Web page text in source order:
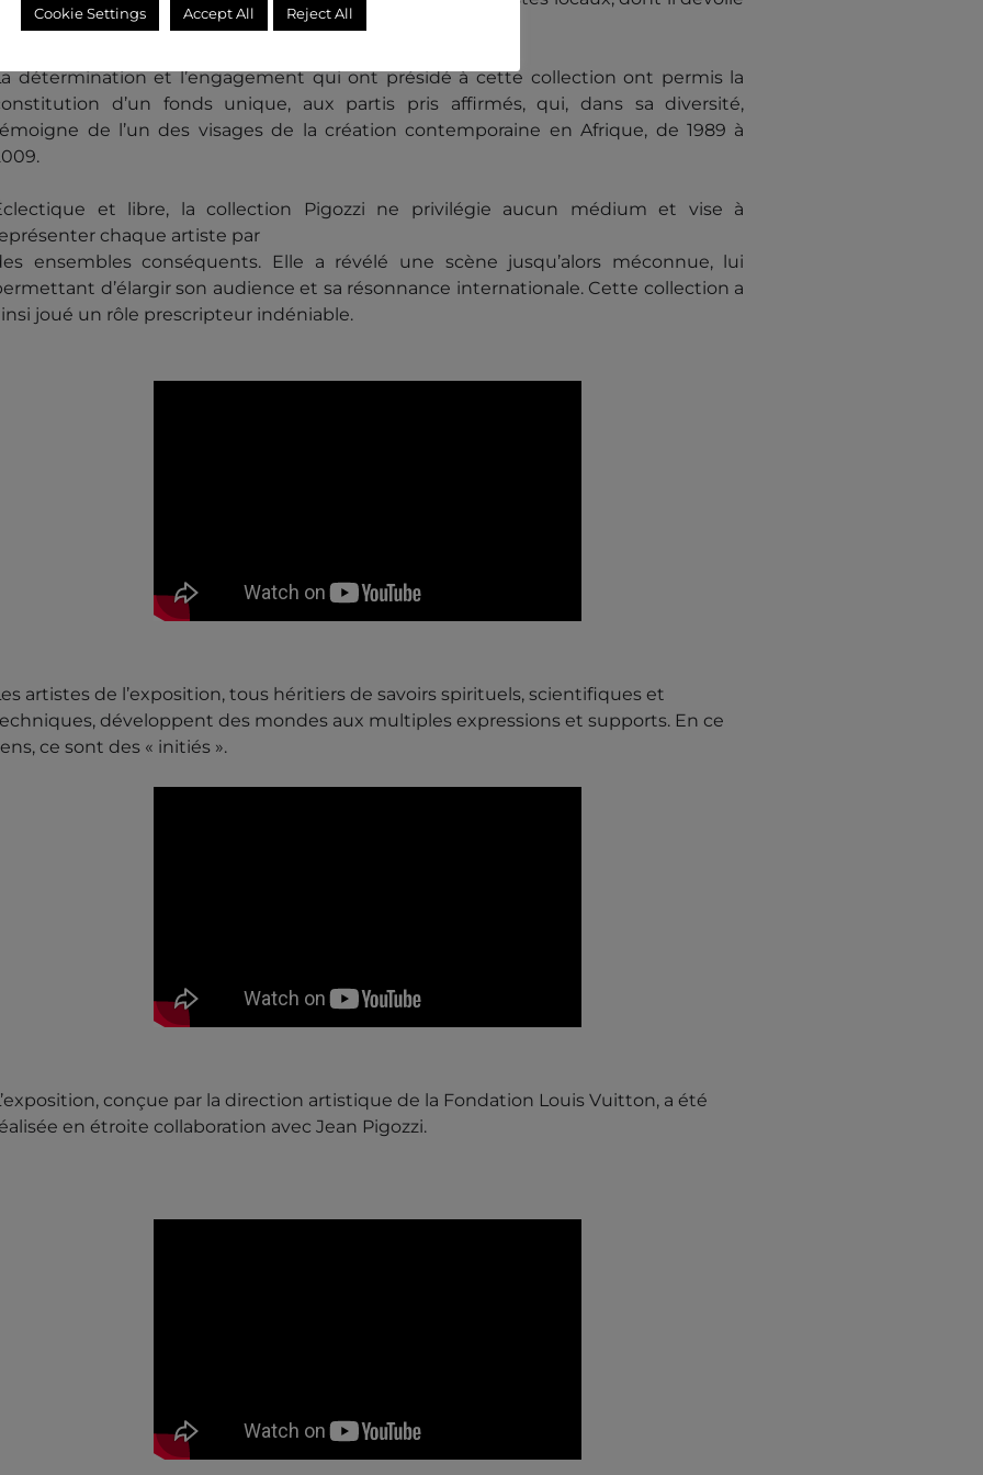
liberté et l’originalité.
détermination et l’engagement qui ont présidé à cette collection ont permis la
d’un fonds unique, aux partis pris affirmés, qui, dans sa diversité,
de l’un des visages de la création contemporaine en Afrique, de 1989 à
et libre, la collection Pigozzi ne privilégie aucun médium et vise à
chaque artiste par
ensembles conséquents. Elle a révélé une scène jusqu’alors méconnue, lui
d’élargir son audience et sa résonnance internationale. Cette collection a
joué un rôle prescripteur indéniable.
artistes de l’exposition, tous héritiers de savoirs spirituels, scientifiques et
développent des mondes aux multiples expressions et supports. En ce
ce sont des « initiés ».
conçue par la direction artistique de la Fondation Louis Vuitton, a été
en étroite collaboration avec Jean Pigozzi.
Cookie Settings Accept All Reject All